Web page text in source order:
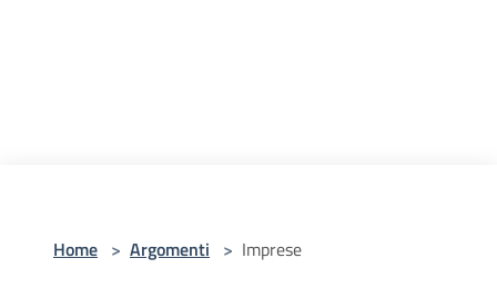
Home > Argomenti > Imprese